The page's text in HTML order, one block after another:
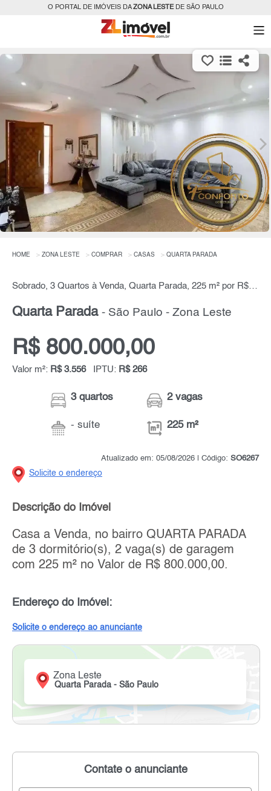
O PORTAL DE IMÓVEIS DAZONA LESTEDE SÃO PAULO
HOME ZONA LESTE COMPRAR CASAS QUARTA PARADA
Sobrado, 3 Quartos à Venda, Quarta Parada, 225 m² por R$ 800.000,00
Quarta Parada - São Paulo - Zona Leste
R$ 800.000,00
Valor m²: R$ 3.556 IPTU: R$ 266
3 quartos
- suíte
2 vagas
225 m²
Atualizado em: 05/08/2026 | Código: SO6267
Solicite o endereço
Descrição do Imóvel
Casa a Venda, no bairro QUARTA PARADA
de 3 dormitório(s), 2 vaga(s) de garagem
com 225 m² no Valor de R$ 800.000,00.
Endereço do Imóvel:
Solicite o endereço ao anunciante
Zona Leste
Quarta Parada - São Paulo
Contate o anunciante